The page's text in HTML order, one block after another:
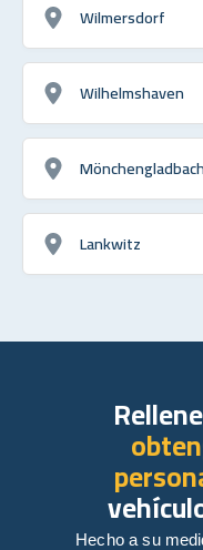
Wilmersdorf
Wilhelmshaven
Mönchengladbach
Lankwitz
Hecho a su